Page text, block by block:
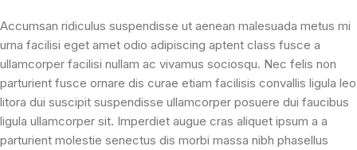
Accumsan ridiculus suspendisse ut aenean malesuada metus mi
urna facilisi eget amet odio adipiscing aptent class fusce a
ullamcorper facilisi nullam ac vivamus sociosqu. Nec felis non
parturient fusce ornare dis curae etiam facilisis convallis ligula leo
litora dui suscipit suspendisse ullamcorper posuere dui faucibus
ligula ullamcorper sit. Imperdiet augue cras aliquet ipsum a a
parturient molestie senectus dis morbi massa nibh phasellus